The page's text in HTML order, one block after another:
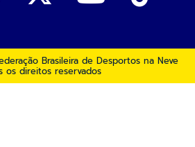
Brasileira de Desportos na Neve
os direitos reservados